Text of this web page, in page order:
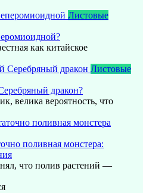
Листовые
как китайское
Листовые
дракон?
велика вероятность, что
поливная монстера:
что полив растений —